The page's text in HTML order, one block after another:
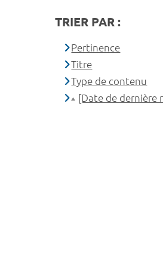
TRIER PAR :
Pertinence
Titre
Type de contenu
[Date de dernière